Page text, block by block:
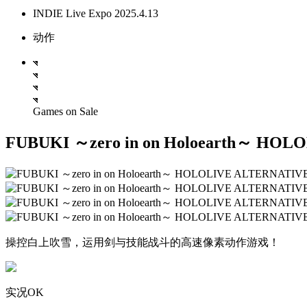
INDIE Live Expo 2025.4.13
动作
Games on Sale
FUBUKI ～zero in on Holoearth～
操控白上吹雪，运用剑与技能战斗的高速像素动作游戏！
实况OK